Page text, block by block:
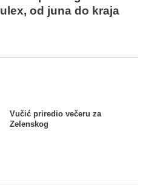
od juna do kraja
Vučić priredio večeru za
Zelenskog